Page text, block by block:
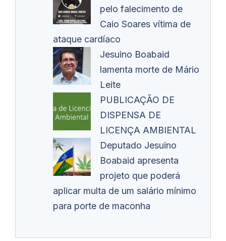
pelo falecimento de
Caio Soares vítima de
ataque cardíaco
Jesuino Boabaid
lamenta morte de Mário
Leite
PUBLICAÇÃO DE
DISPENSA DE
LICENÇA AMBIENTAL
Deputado Jesuino
Boabaid apresenta
projeto que poderá
aplicar multa de um salário mínimo
para porte de maconha